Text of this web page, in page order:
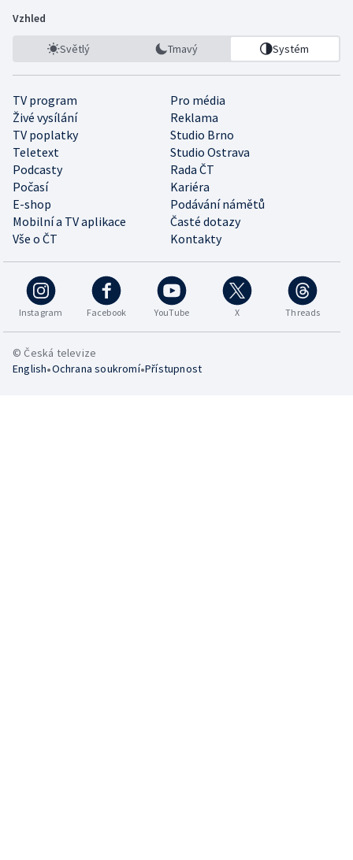
Vzhled
Světlý Tmavý Systém
TV program
Pro média
Živé vysílání
Reklama
TV poplatky
Studio Brno
Teletext
Studio Ostrava
Podcasty
Rada ČT
Počasí
Kariéra
E-shop
Podávání námětů
Mobilní a TV aplikace
Časté dotazy
Vše o ČT
Kontakty
Instagram Facebook YouTube X Threads
© Česká televize
English•Ochrana soukromí•Přístupnost